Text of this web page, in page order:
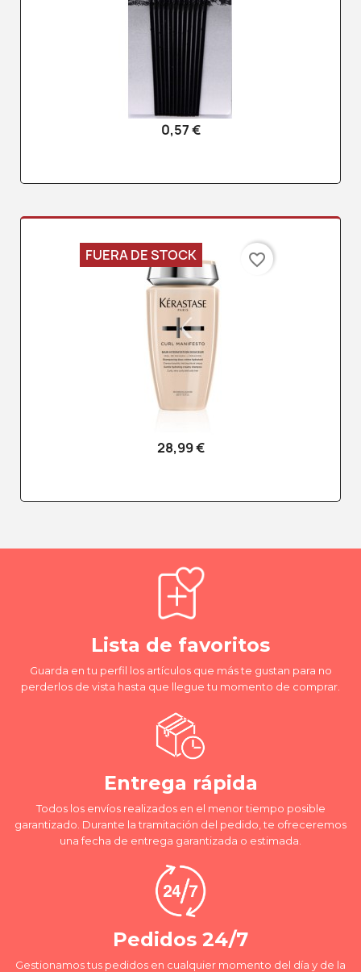
0,57 €
28,99 €
FUERA DE STOCK favorite_border
Lista de favoritos
Guarda en tu perfil los artículos que más te gustan para no
perderlos de vista hasta que llegue tu momento de comprar.
Entrega rápida
Todos los envíos realizados en el menor tiempo posible
garantizado. Durante la tramitación del pedido, te ofreceremos
una fecha de entrega garantizada o estimada.
Pedidos 24/7
Gestionamos tus pedidos en cualquier momento del día y de la